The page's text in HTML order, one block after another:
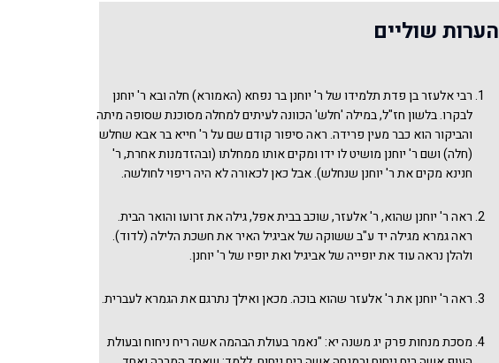
הערות שוליים
רבי אלעזר בן פדת תלמידו של ר' יוחנן בר נפחא (האמורא) חלה ובא ר' יוחנן
לבקרו. בלשון חז"ל, במילה 'חלש' הכוונה לעיתים למחלה מסוכנת שסופה מיתה
והביקור הוא כבר מעין פרידה. ראה סיפור קודם שם על ר' חייא בר אבא שחלש
(חלה) ושם ר' יוחנן מושיט לו ידו ומקים אותו ממחלתו (ובהזדמנות אחרת, ר'
חנינא מקים את ר' יוחנן שנחלש). אבל כאן לכאורה לא היה ריפוי לחולשה.
ראה ר' יוחנן שהוא, ר' אלעזר, שוכב בבית אפל, גילה את זרועו והואר הבית.
ראה גמרא מגילה יד ע"ב ששוקה של אביגיל האיר את חשכת הלילה (לדוד).
ולהלן נראה עוד את יופייה של אביגיל ואת יופיו של ר' יוחנן.
ראה ר' יוחנן את ר' אלעזר שהוא בוכה. מכאן ואילך נתרגם את הגמרא לעברית.
מסכת מנחות פרק יג משנה יא: "נאמר בעולת הבהמה אשה ריח ניחוח ובעולת